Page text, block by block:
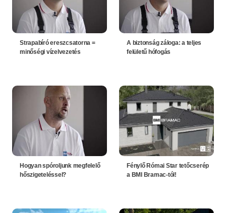
Strapabíró ereszcsatorna =
minőségi vízelvezetés
A biztonság záloga: a teljes
felületű hófogás
Hogyan spóroljunk megfelelő
hőszigeteléssel?
Fénylő Római Star tetőcserép
a BMI Bramac-tól!